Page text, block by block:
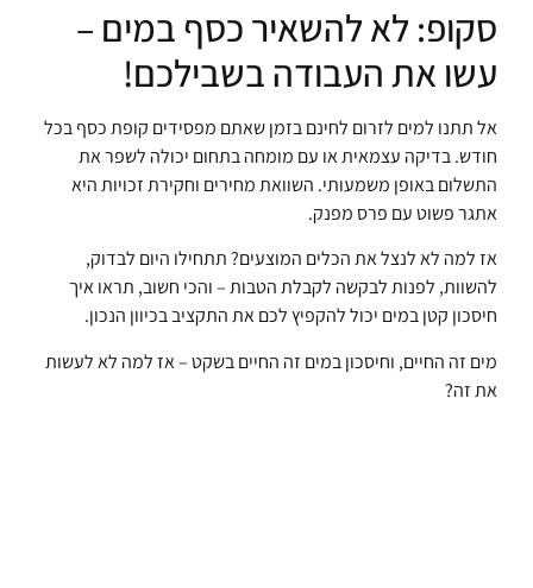
סקופ: לא להשאיר כסף במים –
עשו את העבודה בשבילכם!
אל תתנו למים לזרום לחינם בזמן שאתם מפסידים קופת כסף בכל
חודש. בדיקה עצמאית או עם מומחה בתחום יכולה לשפר את
התשלום באופן משמעותי. השוואת מחירים וחקירת זכויות היא
אתגר פשוט עם פרס מפנק.
אז למה לא לנצל את הכלים המוצעים? תתחילו היום לבדוק,
להשוות, לפנות לבקשה לקבלת הטבות – והכי חשוב, תראו איך
חיסכון קטן במים יכול להקפיץ לכם את התקציב בכיוון הנכון.
מים זה החיים, וחיסכון במים זה החיים בשקט – אז למה לא לעשות
את זה?